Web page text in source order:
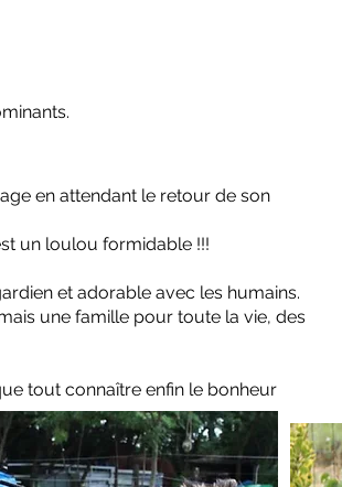
en attendant le retour de son
un loulou formidable !!!
et adorable avec les humains.
une famille pour toute la vie, des
tout connaître enfin le bonheur